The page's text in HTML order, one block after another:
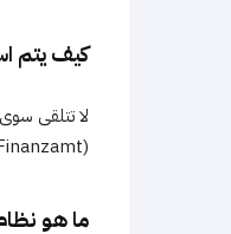
كيف يتم
(Finanzamt).
ما هو